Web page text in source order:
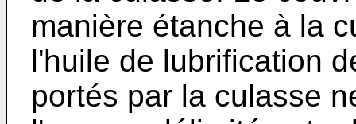
manière étanche à la
l'huile de lubrification
portés par la culasse